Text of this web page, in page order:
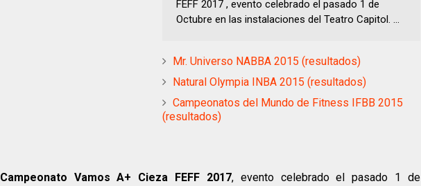
FEFF 2017 , evento celebrado el pasado 1 de
Octubre en las instalaciones del Teatro Capitol. ...
Mr. Universo NABBA 2015 (resultados)
Natural Olympia INBA 2015 (resultados)
Campeonatos del Mundo de Fitness IFBB 2015
(resultados)
Campeonato Vamos A+ Cieza FEFF 2017, evento celebrado el pasado 1 de